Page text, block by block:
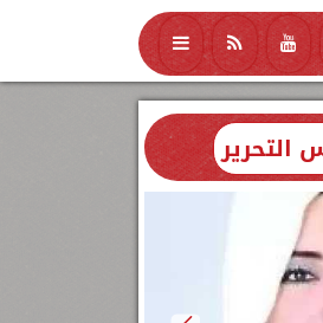
منوعات محافظات
التحرير